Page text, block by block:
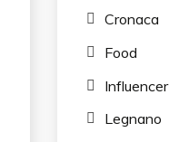
Cronaca
Food
Influencer
Legnano